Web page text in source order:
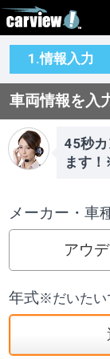
1.情報入力
車両情報を入
45秒カ
ます
メーカー・車
アウ
年式※だいたい